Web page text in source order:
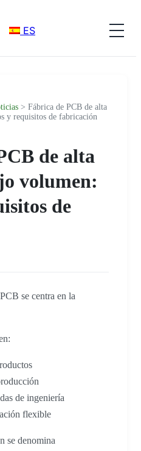
ES
> Fábrica de PCB de alta
y requisitos de fabricación
de alta
volumen:
de
se centra en la
de ingeniería
flexible
se denomina